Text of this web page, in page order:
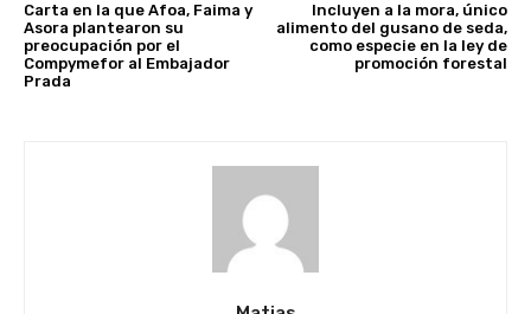
Carta en la que Afoa, Faima y
Asora plantearon su
preocupación por el
Compymefor al Embajador
Prada
Incluyen a la mora, único
alimento del gusano de seda,
como especie en la ley de
promoción forestal